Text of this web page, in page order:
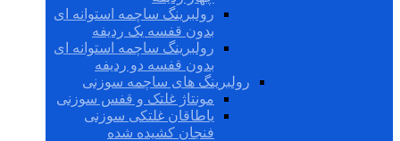
رولبرینگ ساچمه استوانه ای
بدون قفسه یک ردیفه
رولبرینگ ساچمه استوانه ای
بدون قفسه دو ردیفه
رولبرینگ های ساچمه سوزنی
مونتاژ غلتک و قفس سوزنی
یاطاقان غلتکی سوزنی
فنجان کشیده شده